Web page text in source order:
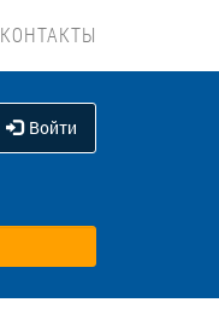
КОНТАКТЫ
Войти